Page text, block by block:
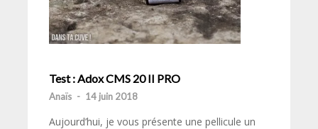
Test : Adox CMS 20 II PRO
Anaïs - 14 juin 2018
Aujourd’hui, je vous présente une pellicule un